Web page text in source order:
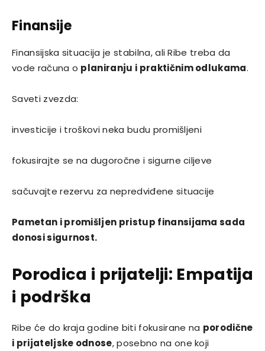
Finansije
Finansijska situacija je stabilna, ali Ribe treba da
vode računa o planiranju i praktičnim odlukama.
Saveti zvezda:
investicije i troškovi neka budu promišljeni
fokusirajte se na dugoročne i sigurne ciljeve
sačuvajte rezervu za nepredviđene situacije
Pametan i promišljen pristup finansijama sada
donosi sigurnost.
Porodica i prijatelji: Empatija
i podrška
Ribe će do kraja godine biti fokusirane na porodične
i prijateljske odnose, posebno na one koji